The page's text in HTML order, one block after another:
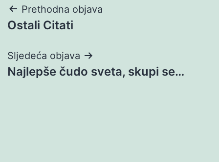
Navigacija
objava
Prethodna objava
Ostali Citati
Sljedeća objava
Najlepše čudo sveta, skupi se…